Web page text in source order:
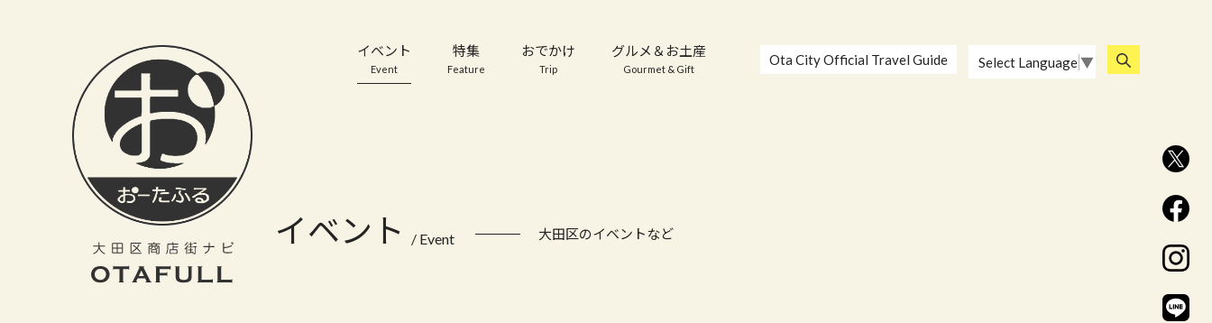
イベント
Event
特集
Feature
おでかけ
Trip
グルメ＆お土産
Gourmet & Gift
Ota City Official Travel Guide Select Language ▼
イベント / Event 大田区のイベントなど